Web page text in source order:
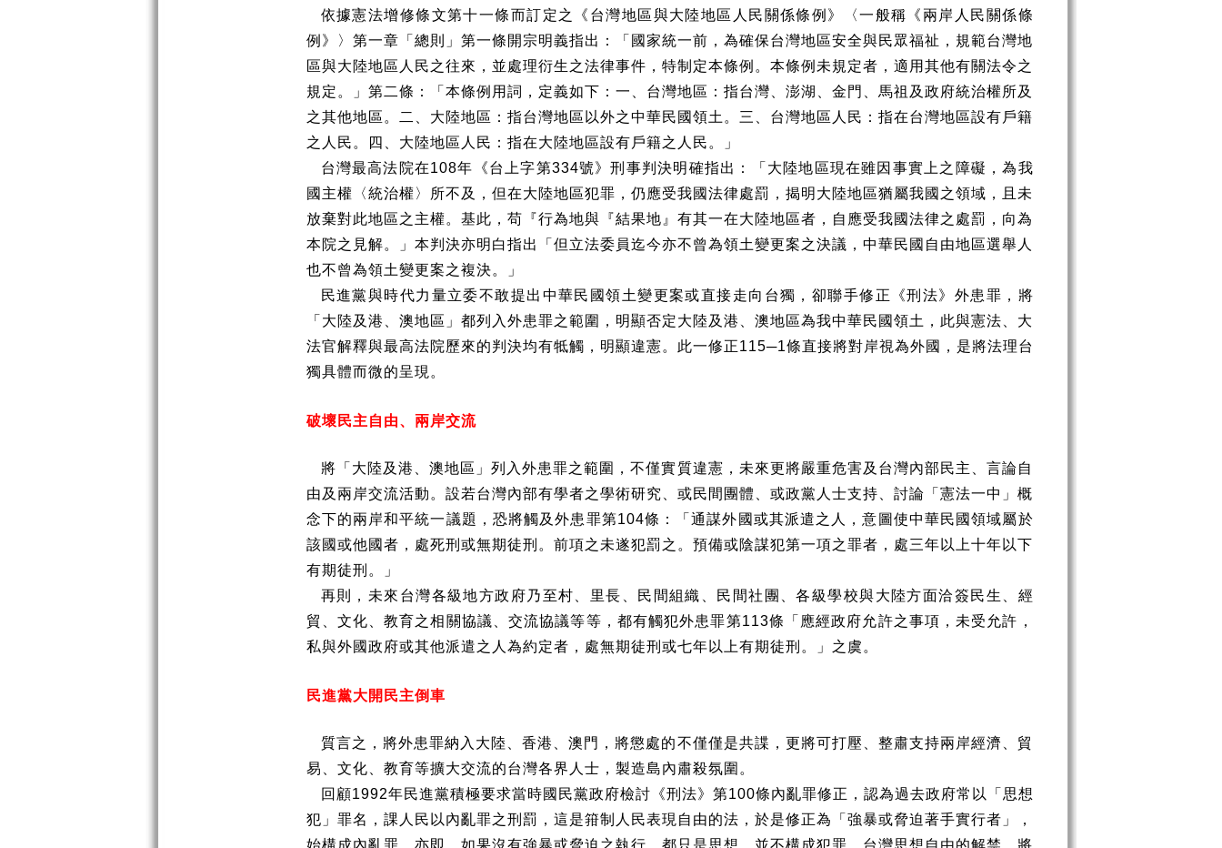
依據憲法增修條文第十一條而訂定之《台灣地區與大陸地區人民關係條例》〈一般稱《兩岸人民關係條
例》〉第一章「總則」第一條開宗明義指出：「國家統一前，為確保台灣地區安全與民眾福祉，規範台灣地
區與大陸地區人民之往來，並處理衍生之法律事件，特制定本條例。本條例未規定者，適用其他有關法令之
規定。」第二條：「本條例用詞，定義如下：一、台灣地區：指台灣、澎湖、金門、馬祖及政府統治權所及
之其他地區。二、大陸地區：指台灣地區以外之中華民國領土。三、台灣地區人民：指在台灣地區設有戶籍
之人民。四、大陸地區人民：指在大陸地區設有戶籍之人民。」
台灣最高法院在108年《台上字第334號》刑事判決明確指出：「大陸地區現在雖因事實上之障礙，為我
國主權〈統治權〉所不及，但在大陸地區犯罪，仍應受我國法律處罰，揭明大陸地區猶屬我國之領域，且未
放棄對此地區之主權。基此，苟『行為地與『結果地』有其一在大陸地區者，自應受我國法律之處罰，向為
本院之見解。」本判決亦明白指出「但立法委員迄今亦不曾為領土變更案之決議，中華民國自由地區選舉人
也不曾為領土變更案之複決。」
民進黨與時代力量立委不敢提出中華民國領土變更案或直接走向台獨，卻聯手修正《刑法》外患罪，將
「大陸及港、澳地區」都列入外患罪之範圍，明顯否定大陸及港、澳地區為我中華民國領土，此與憲法、大
法官解釋與最高法院歷來的判決均有牴觸，明顯違憲。此一修正115─1條直接將對岸視為外國，是將法理台
獨具體而微的呈現。
破壞民主自由、兩岸交流
將「大陸及港、澳地區」列入外患罪之範圍，不僅實質違憲，未來更將嚴重危害及台灣內部民主、言論自
由及兩岸交流活動。設若台灣內部有學者之學術研究、或民間團體、或政黨人士支持、討論「憲法一中」概
念下的兩岸和平統一議題，恐將觸及外患罪第104條：「通謀外國或其派遣之人，意圖使中華民國領域屬於
該國或他國者，處死刑或無期徒刑。前項之未遂犯罰之。預備或陰謀犯第一項之罪者，處三年以上十年以下
有期徒刑。」
再則，未來台灣各級地方政府乃至村、里長、民間組織、民間社團、各級學校與大陸方面洽簽民生、經
貿、文化、教育之相關協議、交流協議等等，都有觸犯外患罪第113條「應經政府允許之事項，未受允許，
私與外國政府或其他派遣之人為約定者，處無期徒刑或七年以上有期徒刑。」之虞。
民進黨大開民主倒車
質言之，將外患罪納入大陸、香港、澳門，將懲處的不僅僅是共諜，更將可打壓、整肅支持兩岸經濟、貿
易、文化、教育等擴大交流的台灣各界人士，製造島內肅殺氛圍。
回顧1992年民進黨積極要求當時國民黨政府檢討《刑法》第100條內亂罪修正，認為過去政府常以「思想
犯」罪名，課人民以內亂罪之刑罰，這是箝制人民表現自由的法，於是修正為「強暴或脅迫著手實行者」，
始構成內亂罪。亦即，如果沒有強暴或脅迫之執行，都只是思想，並不構成犯罪，台灣思想自由的解禁，將